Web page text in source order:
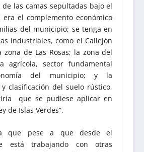
las camas sepultadas bajo el
era el complemento económico
del municipio; se tenga en
industriales, como el Callejón
zona de Las Rosas; la zona del
agrícola, sector fundamental
del municipio; y la
y clasificación del suelo rústico,
que se pudiese aplicar en
de Islas Verdes”.
que pese a que desde el
está trabajando con otras